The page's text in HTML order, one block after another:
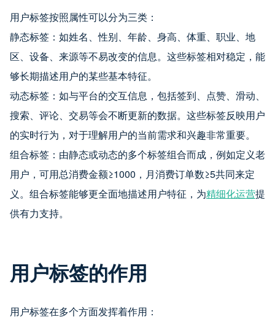
用户标签按照属性可以分为三类：
静态标签：如姓名、性别、年龄、身高、体重、职业、地
区、设备、来源等不易改变的信息。这些标签相对稳定，能
够长期描述用户的某些基本特征。
动态标签：如与平台的交互信息，包括签到、点赞、滑动、
搜索、评论、交易等会不断更新的数据。这些标签反映用户
的实时行为，对于理解用户的当前需求和兴趣非常重要。
组合标签：由静态或动态的多个标签组合而成，例如定义老
用户，可用总消费金额≥1000，月消费订单数≥5共同来定
义。组合标签能够更全面地描述用户特征，为精细化运营提
供有力支持。
用户标签的作用
用户标签在多个方面发挥着作用：